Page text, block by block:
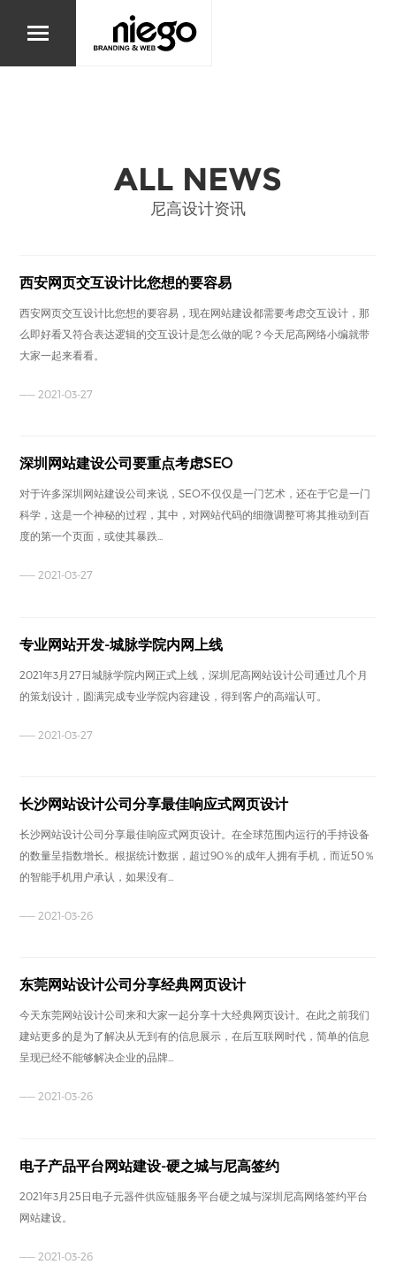
ALL NEWS
尼高设计资讯
西安网页交互设计比您想的要容易
西安网页交互设计比您想的要容易，现在网站建设都需要考虑交互设计，那
么即好看又符合表达逻辑的交互设计是怎么做的呢？今天尼高网络小编就带
大家一起来看看。
—— 2021-03-27
深圳网站建设公司要重点考虑SEO
对于许多深圳网站建设公司来说，SEO不仅仅是一门艺术，还在于它是一门
科学，这是一个神秘的过程，其中，对网站代码的细微调整可将其推动到百
度的第一个页面，或使其暴跌...
—— 2021-03-27
专业网站开发-城脉学院内网上线
2021年3月27日城脉学院内网正式上线，深圳尼高网站设计公司通过几个月
的策划设计，圆满完成专业学院内容建设，得到客户的高端认可。
—— 2021-03-27
长沙网站设计公司分享最佳响应式网页设计
长沙网站设计公司分享最佳响应式网页设计。在全球范围内运行的手持设备
的数量呈指数增长。根据统计数据，超过90％的成年人拥有手机，而近50％
的智能手机用户承认，如果没有...
—— 2021-03-26
东莞网站设计公司分享经典网页设计
今天东莞网站设计公司来和大家一起分享十大经典网页设计。在此之前我们
建站更多的是为了解决从无到有的信息展示，在后互联网时代，简单的信息
呈现已经不能够解决企业的品牌...
—— 2021-03-26
电子产品平台网站建设-硬之城与尼高签约
2021年3月25日电子元器件供应链服务平台硬之城与深圳尼高网络签约平台
网站建设。
—— 2021-03-26